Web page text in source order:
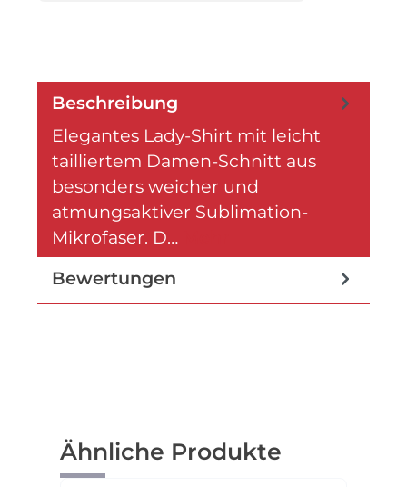
Beschreibung
Elegantes Lady-Shirt mit leicht
tailliertem Damen-Schnitt aus
besonders weicher und
atmungsaktiver Sublimation-
Mikrofaser. D…
Bewertungen
Produktgalerie überspringen
Ähnliche Produkte